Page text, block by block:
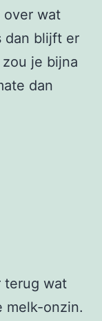
over wat
dan blijft er
je bijna
dan
terug wat
melk-onzin.